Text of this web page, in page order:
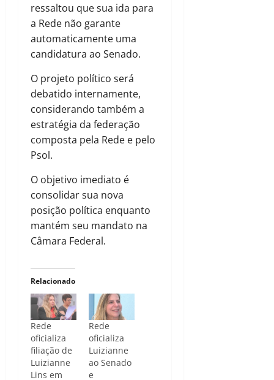
ressaltou que sua ida para
a Rede não garante
automaticamente uma
candidatura ao Senado.
O projeto político será
debatido internamente,
considerando também a
estratégia da federação
composta pela Rede e pelo
Psol.
O objetivo imediato é
consolidar sua nova
posição política enquanto
mantém seu mandato na
Câmara Federal.
Relacionado
Rede
oficializa
filiação de
Luizianne
Lins em
Rede
oficializa
Luizianne
ao Senado
e